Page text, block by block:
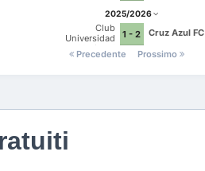
2025/2026
Club
Universidad
Nacional
1 - 2
Cruz Azul FC
Precedente
Prossimo